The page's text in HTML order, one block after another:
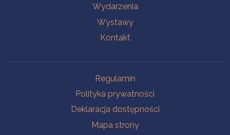
Wydarzenia
Wystawy
Kontakt
Regulamin
Polityka prywatności
Deklaracja dostępności
Mapa strony